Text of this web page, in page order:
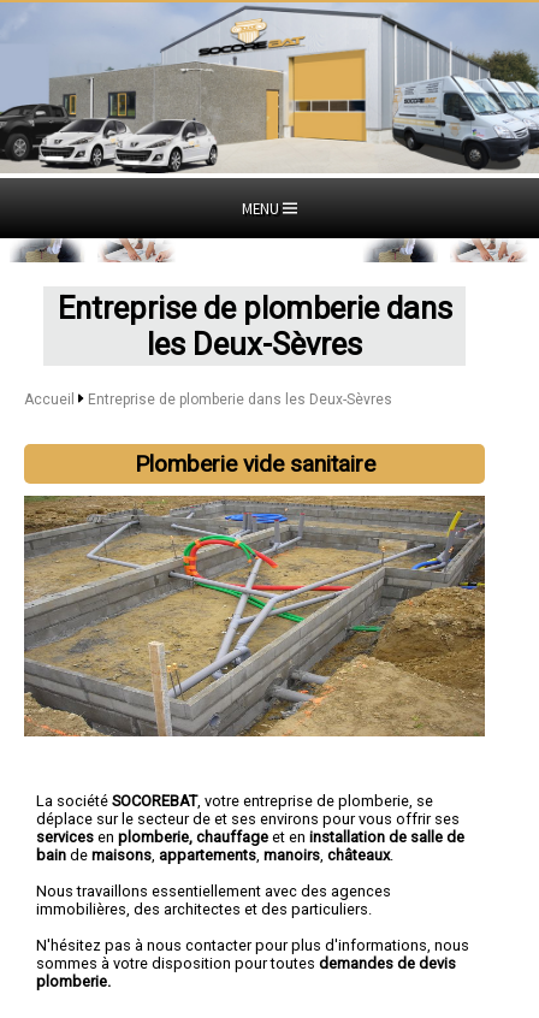
MENU
Entreprise de plomberie dans
les Deux-Sèvres
Accueil Entreprise de plomberie dans les Deux-Sèvres
Plomberie vide sanitaire
La société SOCOREBAT, votre entreprise de plomberie , se
déplace sur le secteur de et ses environs pour vous offrir ses
services en plomberie, chauffage et en installation de salle de
bain de maisons appartements manoirs châteaux.
Nous travaillons essentiellement avec des agences
immobilières, des architectes et des particuliers.
N'hésitez pas à nous contacter pour plus d'informations, nous
sommes à votre disposition pour toutes demandes de devis
plomberie.